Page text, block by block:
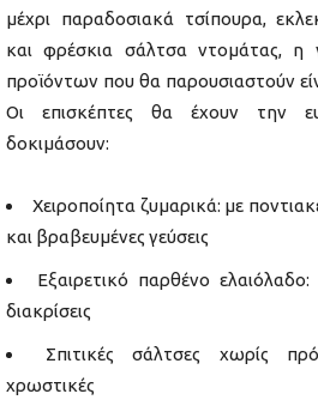
μέχρι παραδοσιακά τσίπουρα,
και φρέσκια σάλτσα ντομάτας,
προϊόντων που θα παρουσιαστούν
Οι επισκέπτες θα έχουν την
δοκιμάσουν:
Χειροποίητα ζυμαρικά: με
και βραβευμένες γεύσεις
Εξαιρετικό παρθένο ελαιόλαδο:
διακρίσεις
Σπιτικές σάλτσες χωρίς
χρωστικές